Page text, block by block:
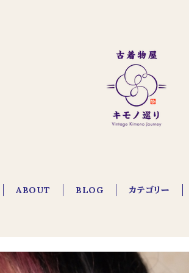
ABOUT BLOG カテゴリー